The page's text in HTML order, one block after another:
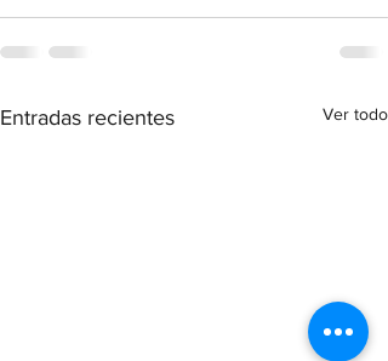
Entradas recientes Ver todo